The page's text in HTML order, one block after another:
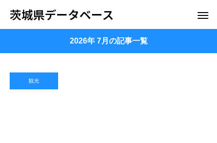
茨城県データベース
2026年 7月の記事一覧
観光